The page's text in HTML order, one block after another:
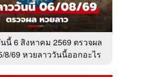
นี้ 6 สิงหาคม 2569 ตรวจผล
8/69 หวยลาววันนี้ออกอะไร